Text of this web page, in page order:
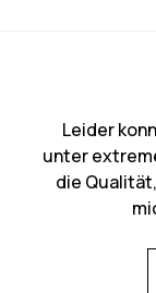
Leider
unter
die